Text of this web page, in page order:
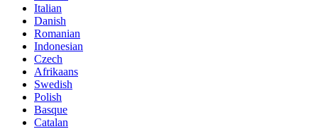
Italian
Danish
Romanian
Indonesian
Czech
Afrikaans
Swedish
Polish
Basque
Catalan